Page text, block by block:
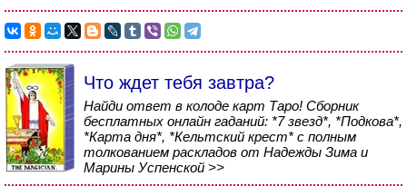
Что ждет тебя завтра?
Найди ответ в колоде карт Таро! Сборник
бесплатных онлайн гаданий: *7 звезд*, *Подкова*,
*Карта дня*, *Кельтский крест* с полным
толкованием раскладов от Надежды Зима и
Марины Успенской >>